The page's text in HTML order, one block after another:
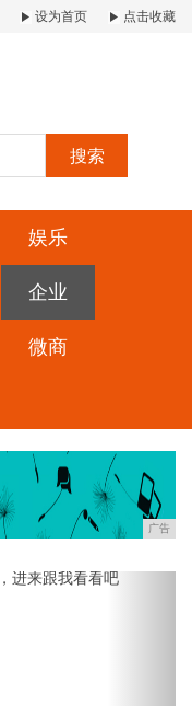
设为首页 点击收藏
搜索
娱乐
企业
微商
广告